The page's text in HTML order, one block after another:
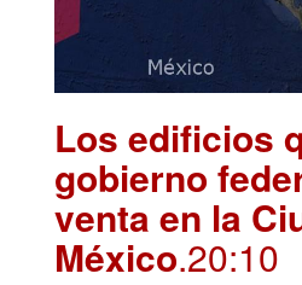
Los edificios
gobierno
venta en la
México.20:10